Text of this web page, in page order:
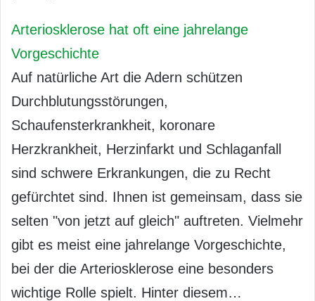
Arteriosklerose hat oft eine jahrelange
Vorgeschichte
Auf natürliche Art die Adern schützen
Durchblutungsstörungen,
Schaufensterkrankheit, koronare
Herzkrankheit, Herzinfarkt und Schlaganfall
sind schwere Erkrankungen, die zu Recht
gefürchtet sind. Ihnen ist gemeinsam, dass sie
selten "von jetzt auf gleich" auftreten. Vielmehr
gibt es meist eine jahrelange Vorgeschichte,
bei der die Arteriosklerose eine besonders
wichtige Rolle spielt. Hinter diesem…